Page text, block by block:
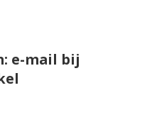
e-mail bij